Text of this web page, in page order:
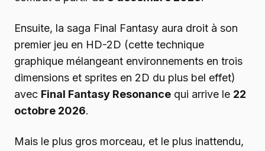
Ensuite, la saga Final Fantasy aura droit à son
premier jeu en HD-2D (cette technique
graphique mélangeant environnements en trois
dimensions et sprites en 2D du plus bel effet)
avec Final Fantasy Resonance qui arrive le 22
octobre 2026.
Mais le plus gros morceau, et le plus inattendu,